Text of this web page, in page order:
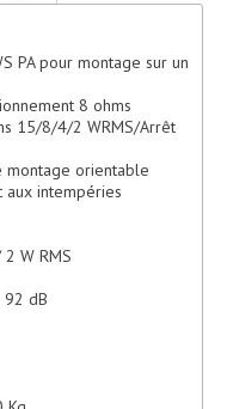
Filtres
Guitare
Enceinte
PA pour montage sur un
8 ohms
15/8/4/2 WRMS/Arrêt
montage orientable
aux intempéries
W RMS
92 dB